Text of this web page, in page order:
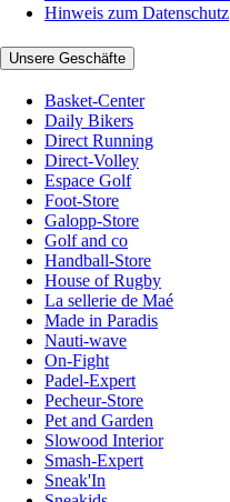
Hinweis zum Datenschutz
Unsere Geschäfte
Basket-Center
Daily Bikers
Direct Running
Direct-Volley
Espace Golf
Foot-Store
Galopp-Store
Golf and co
Handball-Store
House of Rugby
La sellerie de Maé
Made in Paradis
Nauti-wave
On-Fight
Padel-Expert
Pecheur-Store
Pet and Garden
Slowood Interior
Smash-Expert
Sneak'In